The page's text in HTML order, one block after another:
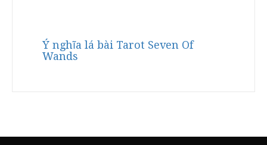
Ý nghĩa lá bài Tarot Seven Of
Wands